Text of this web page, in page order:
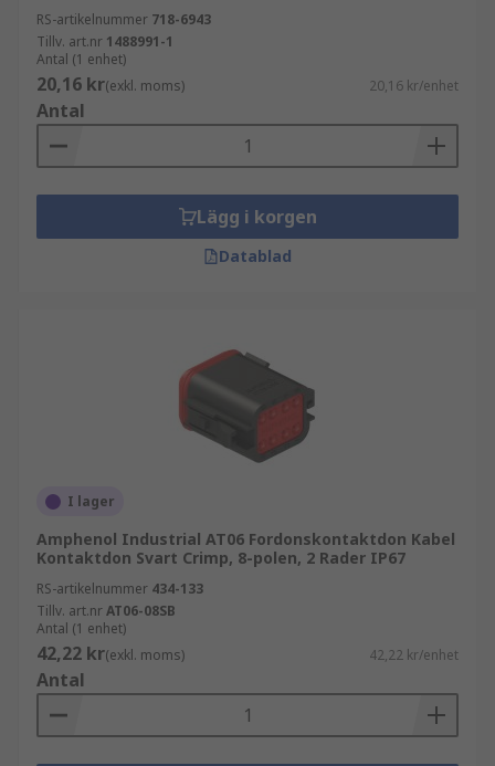
RS-artikelnummer 718-6943
Tillv. art.nr 1488991-1
Antal (1 enhet)
20,16 kr(exkl. moms) 20,16 kr/enhet
Antal
Lägg i korgen
Datablad
I lager
Amphenol Industrial AT06 Fordonskontaktdon Kabel
Kontaktdon Svart Crimp, 8-polen, 2 Rader IP67
RS-artikelnummer 434-133
Tillv. art.nrAT06-08SB
Antal (1 enhet)
42,22 kr(exkl. moms) 42,22 kr/enhet
Antal